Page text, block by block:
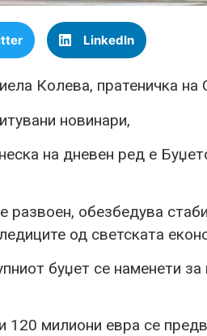
LinkedIn
Колева, пратеничка
новинари,
на дневен ред е
развоен, обезбедува
од светската
буџет се наменети
120 милиони евра се